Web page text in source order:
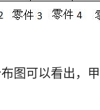
图可以看出，